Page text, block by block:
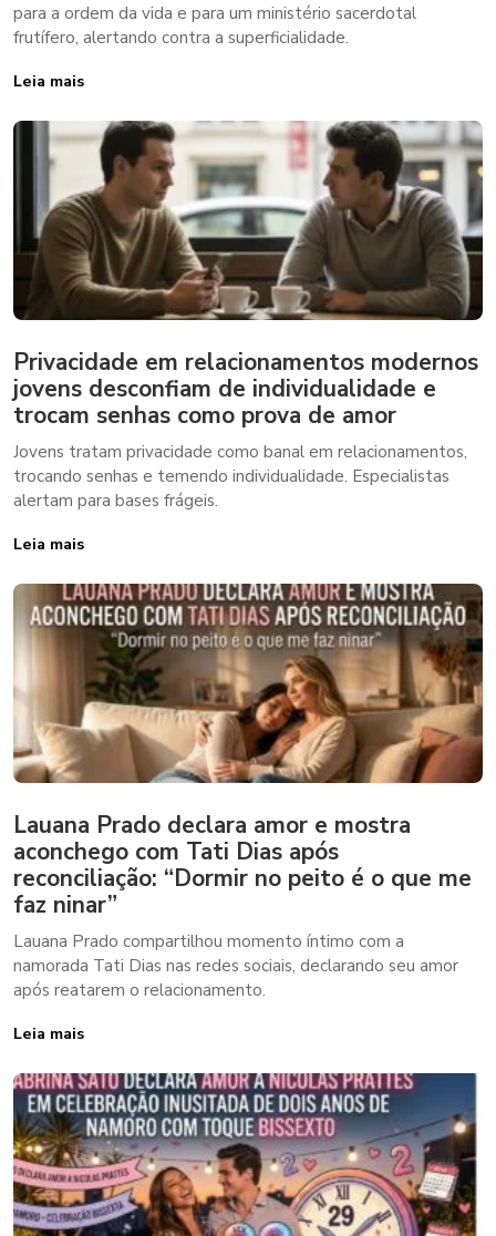
para a ordem da vida e para um ministério sacerdotal
frutífero, alertando contra a superficialidade.
Leia mais
Privacidade em relacionamentos modernos
jovens desconfiam de individualidade e
trocam senhas como prova de amor
Jovens tratam privacidade como banal em relacionamentos,
trocando senhas e temendo individualidade. Especialistas
alertam para bases frágeis.
Leia mais
Lauana Prado declara amor e mostra
aconchego com Tati Dias após
reconciliação: “Dormir no peito é o que me
faz ninar”
Lauana Prado compartilhou momento íntimo com a
namorada Tati Dias nas redes sociais, declarando seu amor
após reatarem o relacionamento.
Leia mais